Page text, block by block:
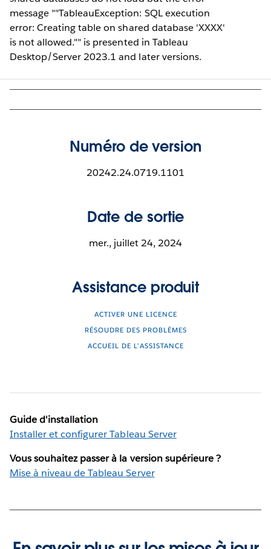
message ""TableauException: SQL execution
error: Creating table on shared database 'XXXX'
is not allowed."" is presented in Tableau
Desktop/Server 2023.1 and later versions.
Numéro de version
20242.24.0719.1101
Date de sortie
mer., juillet 24, 2024
Assistance produit
ACTIVER UNE LICENCE
RÉSOUDRE DES PROBLÈMES
ACCUEIL DE L’ASSISTANCE
Guide d'installation
Installer et configurer Tableau Server
Vous souhaitez passer à la version supérieure ?
Mise à niveau de Tableau Server